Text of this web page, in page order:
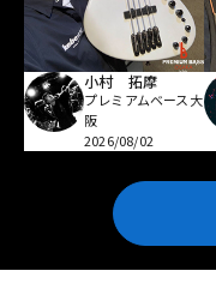
小村 拓摩
プレミアムベース大
阪
2026/08/02